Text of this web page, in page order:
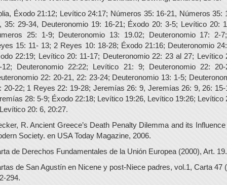
Éxodo 21:12; Levítico 24:17; Números 35: 16-21, Números 35:
35: 29-34, Deuteronomio 19: 16-21; Éxodo 20: 3-5; Levítico 20:
25: 1-9; Deuteronomio 13: 19.02; Deuteronomio 17: 2-
15: 11- 13; 2 Reyes 10: 18-28; Éxodo 21:16; Deuteronomio
22:19; Levítico 20: 11-17; Deuteronomio 22: 23 al 27; Levítico
12; Deuteronomio 22:22; Levítico 21: 9; Deuteronomio 22: 20-
22: 20-21, 22: 23-24; Deuteronomio 13: 1-5;
20-22; 1 Reyes 22: 19-28; Jeremías 26: 9, Jeremías 26: 9, 26: 15-
28: 5-9; Éxodo 22:18; Levítico 19:26, Levítico 19:26; Levítico
20: 6, 20:27.
R. Ancient Greece’s Death Penalty Dilemma and its Influence
Society. en USA Today Magazine, 2006.
de Derechos Fundamentales de la Unión Europea (2000), Art. 19.
de San Agustín en Nicene y post-Niece padres, vol.1, Carta 47
294.